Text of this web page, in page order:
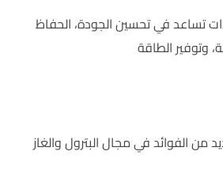
تساعد في تحسين الجودة، الحفاظ
وتوفير الطاقة
من الفوائد في مجال البترول والغاز